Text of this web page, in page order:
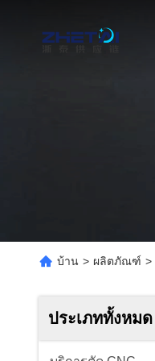
บ้าน > ผลิตภัณฑ์ >
ประเภททั้งหมด